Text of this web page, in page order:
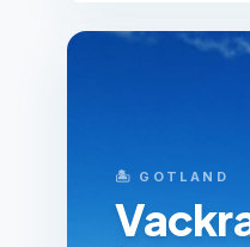
🏝️ GOTLAND